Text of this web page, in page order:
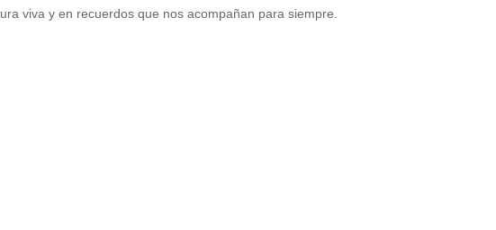
viva y en recuerdos que nos acompañan para siempre.